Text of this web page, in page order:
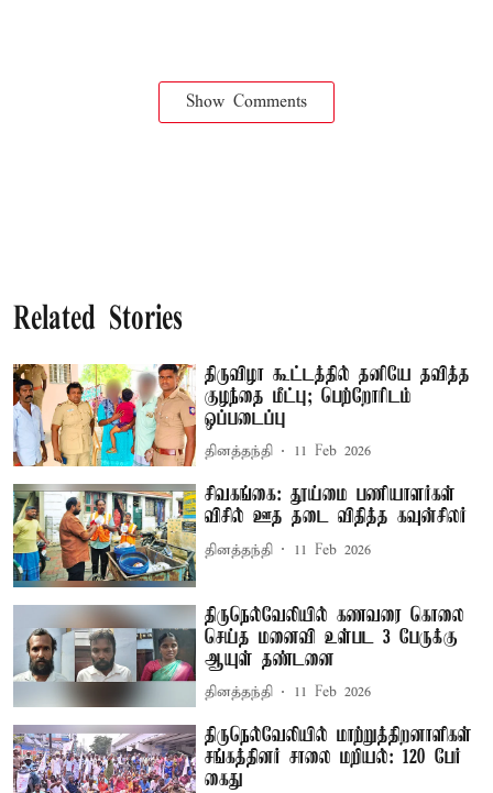
Show Comments
Related Stories
திருவிழா கூட்டத்தில் தனியே தவித்த
குழந்தை மீட்பு; பெற்றோரிடம்
ஒப்படைப்பு
தினத்தந்தி 11 Feb 2026
சிவகங்கை: தூய்மை பணியாளர்கள்
விசில் ஊத தடை விதித்த கவுன்சிலர்
தினத்தந்தி 11 Feb 2026
திருநெல்வேலியில் கணவரை கொலை
செய்த மனைவி உள்பட 3 பேருக்கு
ஆயுள் தண்டனை
தினத்தந்தி 11 Feb 2026
திருநெல்வேலியில் மாற்றுத்திறனாளிகள்
சங்கத்தினர் சாலை மறியல்: 120 பேர்
கைது